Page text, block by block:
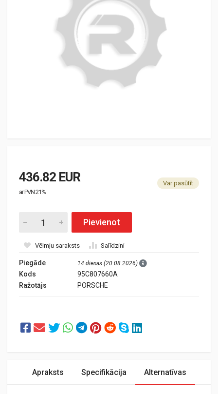
436.82 EUR
ar PVN 21%
Var pasūtīt
Pievienot
Vēlmju saraksts Salīdzini
Piegāde 14 dienas (20.08.2026)
Kods
95C807660A
Ražotājs
PORSCHE
Apraksts Specifikācija Alternatīvas